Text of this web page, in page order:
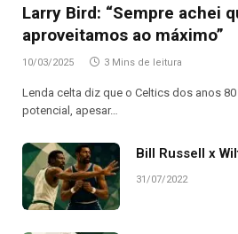
Larry Bird: “Sempre achei
aproveitamos ao máximo”
10/03/2025 3 Mins de leitura
Lenda celta diz que o Celtics dos anos
potencial, apesar…
Bill Russell x
31/07/2022